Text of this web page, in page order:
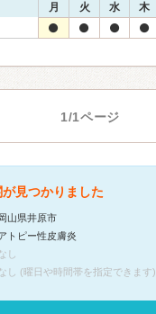
月 火 水 木
1/1ページ
見つかりました
岡山県井原市
トピー性皮膚炎
し
し (曜日や時間帯を指定できます)